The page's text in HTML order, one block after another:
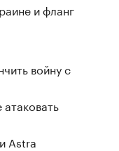
и фланг
войну с
Astra